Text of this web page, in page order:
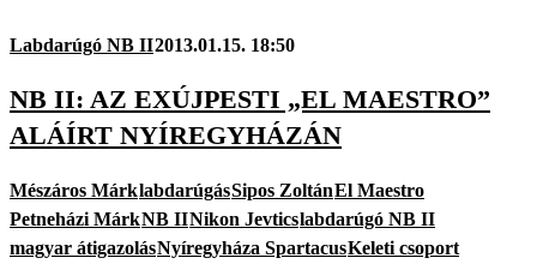
Labdarúgó NB II2013.01.15. 18:50
NB II: AZ EXÚJPESTI „EL MAESTRO”
ALÁÍRT NYÍREGYHÁZÁN
Mészáros MárklabdarúgásSipos ZoltánEl Maestro
Petneházi MárkNB IINikon Jevticslabdarúgó NB II
magyar átigazolásNyíregyháza SpartacusKeleti csoport